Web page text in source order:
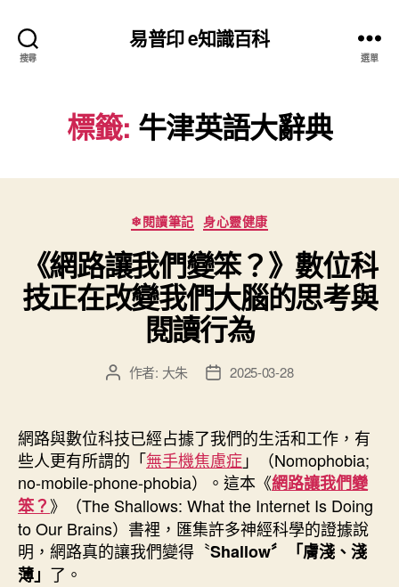
搜尋
易普印 e知識百科
選單
標籤: 牛津英語大辭典
分
類
❄閱讀筆記 身心靈健康
《網路讓我們變笨？》數位科
技正在改變我們大腦的思考與
閱讀行為
文
者
作者: 大朱
文
佈
日
期
2025-03-28
網路與數位科技已經占據了我們的生活和工作，有
些人更有所謂的「無手機焦慮症」（Nomophobia;
no-mobile-phone-phobia）。這本《網路讓我們變
笨？》（The Shallows: What the Internet Is Doing
to Our Brains）書裡，匯集許多神經科學的證據說
明，網路真的讓我們變得〝Shallow〞「膚淺、淺
薄」 了。